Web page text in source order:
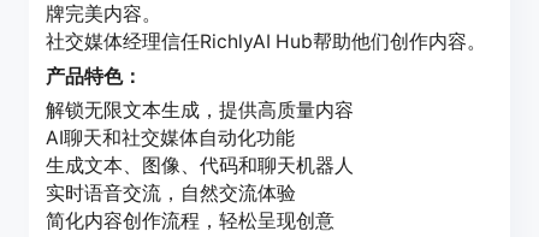
牌完美内容。
社交媒体经理信任RichlyAI Hub帮助他们创作内容。
产品特色：
解锁无限文本生成，提供高质量内容
AI聊天和社交媒体自动化功能
生成文本、图像、代码和聊天机器人
实时语音交流，自然交流体验
简化内容创作流程，轻松呈现创意